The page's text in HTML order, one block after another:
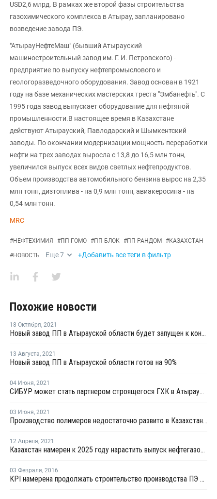
USD2,6 млрд. В рамках же второй фазы строительства
газохимического комплекса в Атырау, запланировано
возведение завода ПЭ.
"АтырауНефтеМаш" (бывший Атырауский
машиностроительный завод им. Г. И. Петровского) -
предприятие по выпуску нефтепромыслового и
геологоразведочного оборудования. Завод основан в 1921
году на базе механических мастерских треста "Эмбанефть". С
1995 года завод выпускает оборудование для нефтяной
промышленности.В настоящее время в Казахстане
действуют Атырауский, Павлодарский и Шымкентский
заводы. По окончании модернизации мощность переработки
нефти на трех заводах выросла с 13,8 до 16,5 млн тонн,
увеличился выпуск всех видов светлых нефтепродуктов.
Объем производства автомобильного бензина вырос на 2,35
млн тонн, дизтоплива - на 0,9 млн тонн, авиакеросина - на
0,54 млн тонн.
MRC
#НЕФТЕХИМИЯ #ПП-ГОМО #ПП-БЛОК #ПП-РАНДОМ #КАЗАХСТАН
#НОВОСТЬ Еще7 +Добавить все теги в фильтр
Похожие новости
18 Октября, 2021
Новый завод ПП в Атырауской области будет запущен к концу 2021 года
13 Августа, 2021
Новый завод ПП в Атырауской области готов на 90%
04 Июня, 2021
СИБУР может стать партнером строящегося ГХК в Атырауской области
03 Июня, 2021
Производство полимеров недостаточно развито в Казахстане из-за отсутствия полноценного ГХК- вице-министр
12 Апреля, 2021
Казахстан намерен к 2025 году нарастить выпуск нефтегазохимической продукции в 5,5 раз
03 Февраля, 2016
KPI намерена продолжать строительство производства ПЭ в рамках ГХК